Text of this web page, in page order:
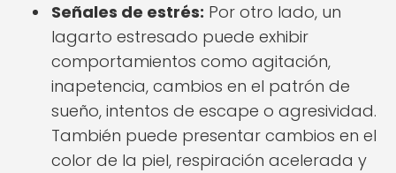
Señales de estrés: Por otro lado, un
lagarto estresado puede exhibir
comportamientos como agitación,
inapetencia, cambios en el patrón de
sueño, intentos de escape o agresividad.
También puede presentar cambios en el
color de la piel, respiración acelerada y